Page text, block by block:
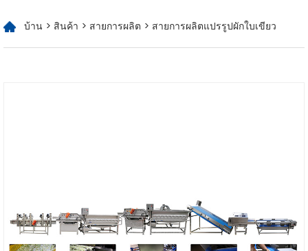
บ้าน > สินค้า > สายการผลิต > สายการผลิตแปรรูปผักใบเขียว